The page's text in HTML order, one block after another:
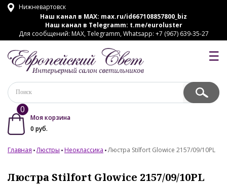
Нижневартовск
Наш канал в MAX: max.ru/id667108857800_biz
Наш канал в Telegramm: t.me/euroluster
Для сообщений: MAX, Telegramm, Whatsapp: +7 (967) 639-35-27
☰
0
Моя корзина
0 руб.
Главная Люстры Неоклассика Люстра Stilfort Glowice 2157/09/10PL
Люстра Stilfort Glowice 2157/09/10PL